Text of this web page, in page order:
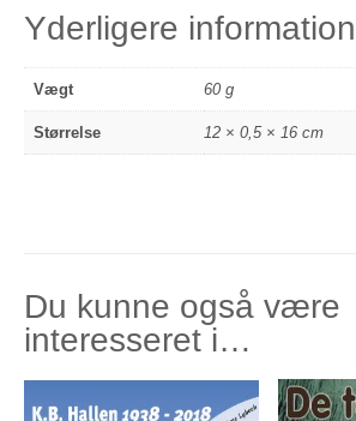
Yderligere information
Vægt 60 g
Størrelse 12 × 0,5 × 16 cm
Du kunne også være
interesseret i…